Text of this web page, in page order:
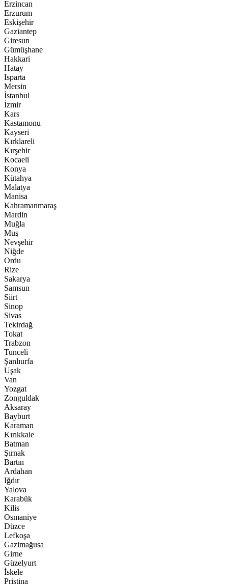
Erzincan
Erzurum
Eskişehir
Gaziantep
Giresun
Gümüşhane
Hakkari
Hatay
Isparta
Mersin
İstanbul
İzmir
Kars
Kastamonu
Kayseri
Kırklareli
Kırşehir
Kocaeli
Konya
Kütahya
Malatya
Manisa
Kahramanmaraş
Mardin
Muğla
Muş
Nevşehir
Niğde
Ordu
Rize
Sakarya
Samsun
Siirt
Sinop
Sivas
Tekirdağ
Tokat
Trabzon
Tunceli
Şanlıurfa
Uşak
Van
Yozgat
Zonguldak
Aksaray
Bayburt
Karaman
Kırıkkale
Batman
Şırnak
Bartın
Ardahan
Iğdır
Yalova
Karabük
Kilis
Osmaniye
Düzce
Lefkoşa
Gazimağusa
Girne
Güzelyurt
İskele
Pristina